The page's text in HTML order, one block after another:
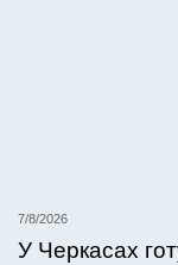
7/8/2026
У Черкасах